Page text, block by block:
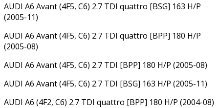
AUDI A6 Avant (4F5, C6) 2.7 TDI quattro [BSG] 163 H/P
(2005-11)
AUDI A6 Avant (4F5, C6) 2.7 TDI quattro [BPP] 180 H/P
(2005-08)
AUDI A6 Avant (4F5, C6) 2.7 TDI [BPP] 180 H/P (2005-08)
AUDI A6 Avant (4F5, C6) 2.7 TDI [BSG] 163 H/P (2005-11)
AUDI A6 (4F2, C6) 2.7 TDI quattro [BPP] 180 H/P (2004-08)